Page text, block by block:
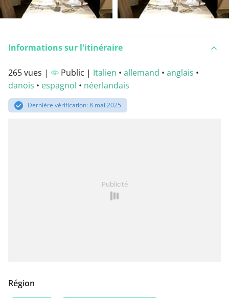
Informations sur l'itinéraire
265 vues | Public | Italien • allemand • anglais •
danois • espagnol • néerlandais
Dernière vérification: 8 mai 2025
Publicité
Région